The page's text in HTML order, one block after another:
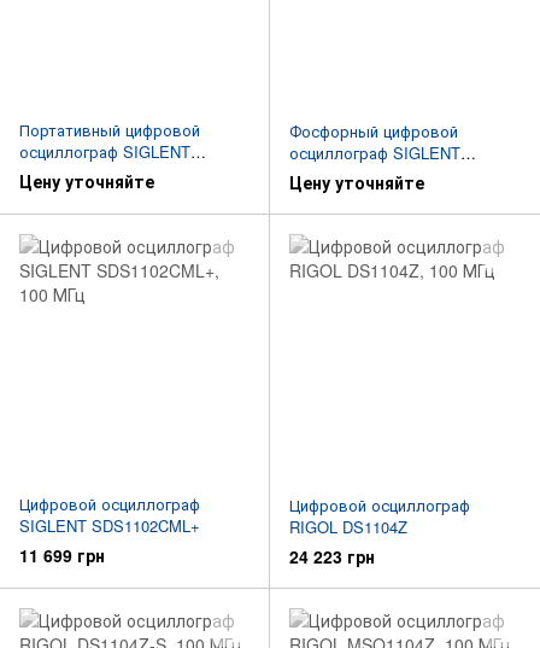
Портативный цифровой
осциллограф SIGLENT
SHS810
Цену уточняйте
Фосфорный цифровой
осциллограф SIGLENT
SDS1102X
Цену уточняйте
Цифровой осциллограф
SIGLENT SDS1102CML+
11 699 грн
Цифровой осциллограф
RIGOL DS1104Z
24 223 грн